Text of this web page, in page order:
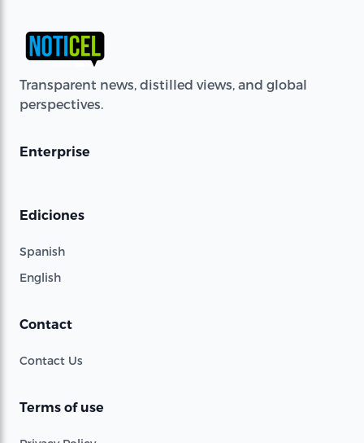
Transparent news, distilled views, and global
perspectives.
Enterprise
Ediciones
Spanish
English
Contact
Contact Us
Terms of use